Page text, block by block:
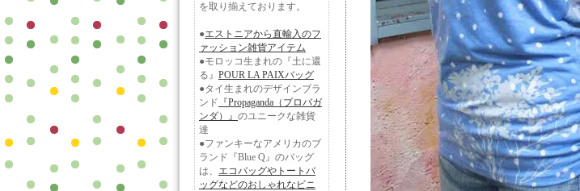
を取り揃えております。
●エストニアから直輸入のフ
ァッション雑貨アイテム
●モロッコ生まれの『土に還
る』 POUR LA PAIXバッグ
●タイ生まれのデザインブラ
ンド 『Propaganda（プロバガ
ンダ）』 のユニークな雑貨
達
●ファンキーなアメリカのブ
ランド『Blue Q』のバッグ
は、 エコバッグやトートバ
ッグなどのおしゃれなビニ